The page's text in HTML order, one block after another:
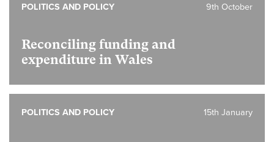
Reconciling funding and
expenditure in Wales
9th October
POLITICS AND POLICY
15th January
POLITICS AND POLICY